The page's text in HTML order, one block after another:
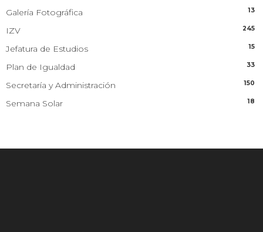
Galería Fotográfica 13
IZV 245
Jefatura de Estudios 15
Plan de Igualdad 33
Secretaría y Administración 150
Semana Solar 18